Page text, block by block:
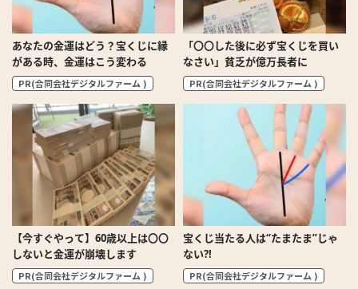
あなたの金運はどう？宝くじに縁
がある時、金運はこう変わる
PR(合同会社デジタルファーム )
「〇〇した後に必ず宝くじを買い
なさい」貧乏が億万長者に
PR(合同会社デジタルファーム )
【今すぐやって】60歳以上は〇〇
しないと金運が崩壊します
PR(合同会社デジタルファーム )
宝くじ当たる人は“たまたま”じゃ
ない?!
PR(合同会社デジタルファーム )